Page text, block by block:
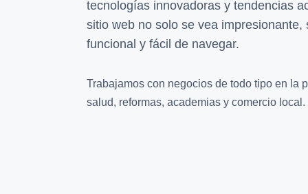
tecnologías innovadoras y tendencias
sitio web no solo se vea
funcional y fácil de navegar.
Trabajamos con negocios de todo tipo en la
salud, reformas, academias y comercio local.